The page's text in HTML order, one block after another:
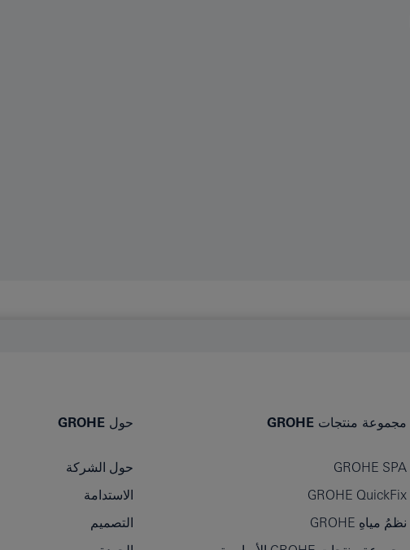
مجموعة منتجات GROHE
GROHE SPA
GROHE QuickFix
نظمُ مياهِ GROHE
حول GROHE
حول الشركة
الاستدامة
التصميم